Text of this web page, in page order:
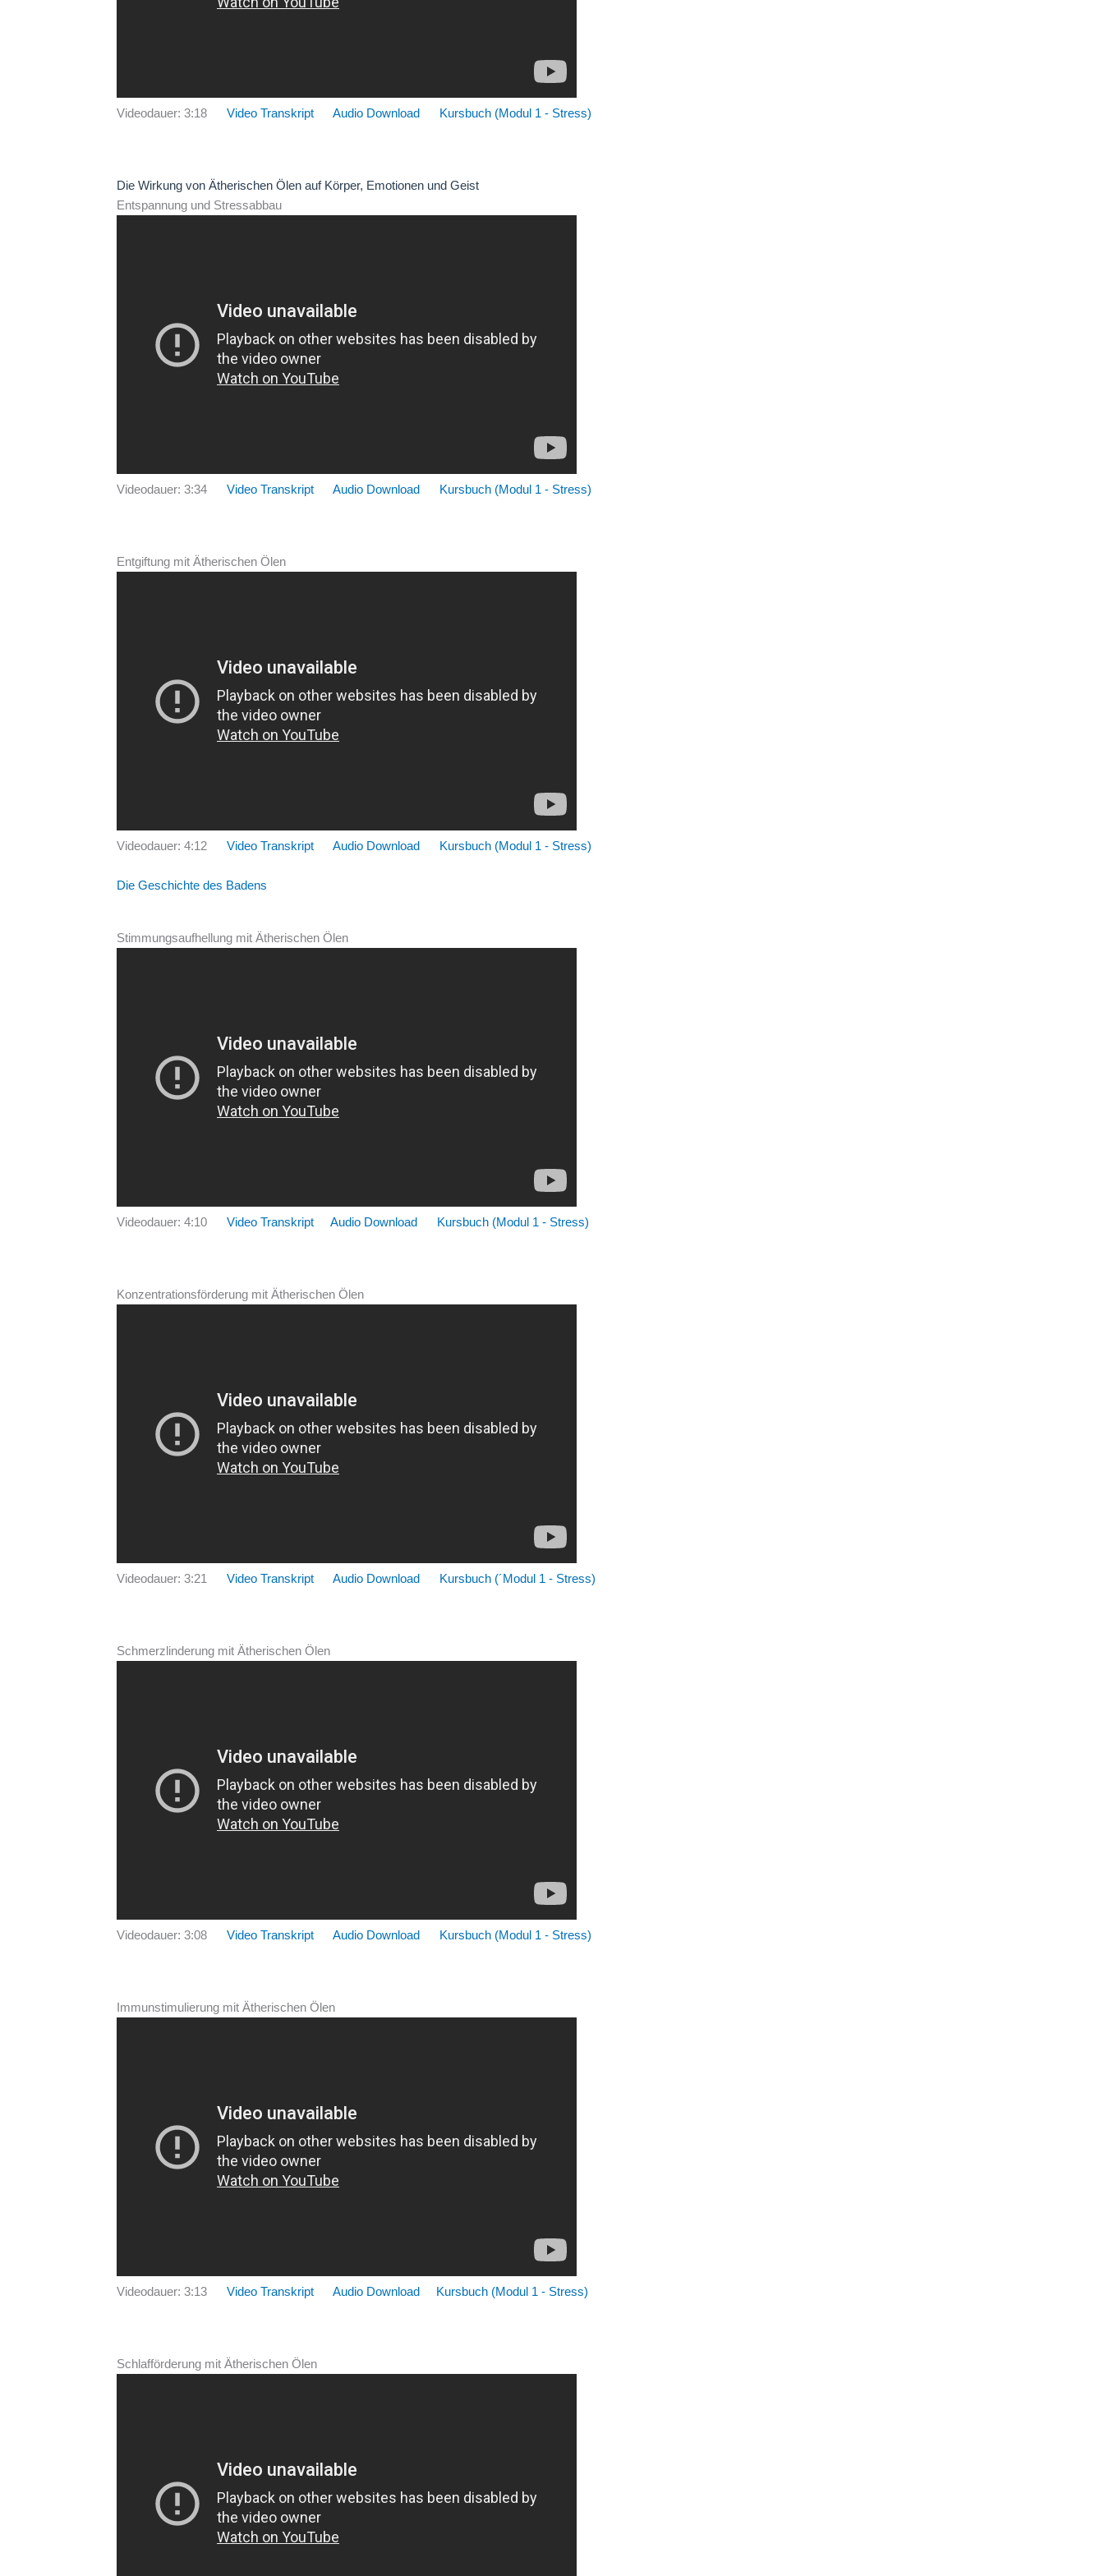
Videodauer: 3:18 Video Transkript Audio Download Kursbuch (Modul 1 - Stress)
Die Wirkung von Ätherischen Ölen auf Körper, Emotionen und Geist
Entspannung und Stressabbau
Videodauer: 3:34 Video Transkript Audio Download Kursbuch (Modul 1 - Stress)
Entgiftung mit Ätherischen Ölen
Videodauer: 4:12 Video Transkript Audio Download Kursbuch (Modul 1 - Stress)
Die Geschichte des Badens
Stimmungsaufhellung mit Ätherischen Ölen
Videodauer: 4:10 Video Transkript Audio Download Kursbuch (Modul 1 - Stress)
Konzentrationsförderung mit Ätherischen Ölen
Videodauer: 3:21 Video Transkript Audio Download Kursbuch (´Modul 1 - Stress)
Schmerzlinderung mit Ätherischen Ölen
Videodauer: 3:08 Video Transkript Audio Download Kursbuch (Modul 1 - Stress)
Immunstimulierung mit Ätherischen Ölen
Videodauer: 3:13 Video Transkript Audio Download Kursbuch (Modul 1 - Stress)
Schlafförderung mit Ätherischen Ölen